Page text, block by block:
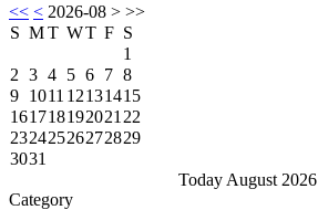
<< < 2026-08 > >>
S MT WT F S
1
2 3 4 5 6 7 8
9 1011 12131415
161718192021 22
23242526272829
3031
Today August 2026
Category